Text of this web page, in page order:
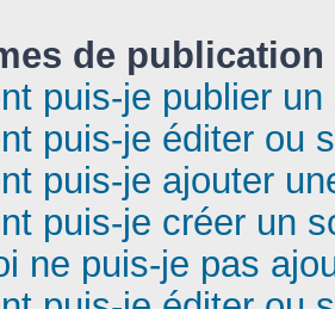
de publication
puis-je publier
puis-je éditer ou
puis-je ajouter
puis-je créer un
ne puis-je pas